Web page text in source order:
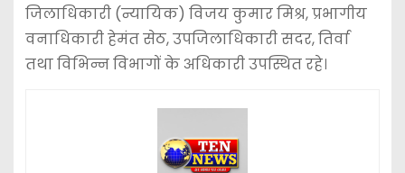
जिलाधिकारी (न्यायिक) विजय कुमार मिश्र, प्रभागीय
वनाधिकारी हेमंत सेठ, उपजिलाधिकारी सदर, तिर्वा
तथा विभिन्न विभागों के अधिकारी उपस्थित रहे।